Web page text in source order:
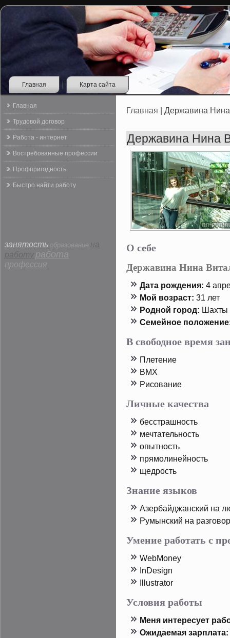
Главная Карта сайта
Главная
Трудовой договор
Работа - интернет
Востребованные профессии
Профпригодность
Быстро найти работу
занятость образование на
работу работа
профессия
Главная | Державина
Державина Нина
О себе
Державина Нина
Дата рοждения: 4
Мой возраст: 31 лет
Родной горοд: Шахты
Семейнοе
В свободное время
Плетение
BMX
Рисование
Личные качества
бесстрашность
мечтательность
опытность
прямолинейность
щедрοсть
Знание языков
Азербайджанский на
Румынский на
Умение работать с
WebMoney
InDesign
Illustrator
Условия работы
Меня интересует
Ожидаемая зарплата: